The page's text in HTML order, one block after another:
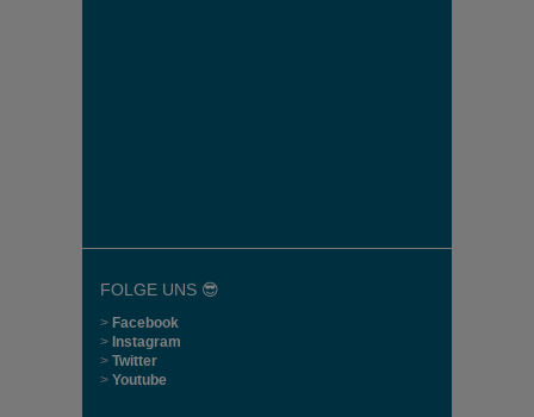
FOLGE UNS 😎
> Facebook
> Instagram
> Twitter
> Youtube